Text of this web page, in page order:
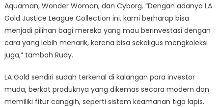
Aquaman, Wonder Woman, dan Cyborg. “Dengan adanya LA
Gold Justice League Collection ini, kami berharap bisa
menjadi pilihan bagi mereka yang mau berinvestasi dengan
cara yang lebih menarik, karena bisa sekaligus mengkoleksi
juga,” tambah Rudy.
LA Gold sendiri sudah terkenal di kalangan para investor
muda, berkat produknya yang dikemas secara modern dan
memiliki fitur canggih, seperti sistem keamanan tiga lapis.